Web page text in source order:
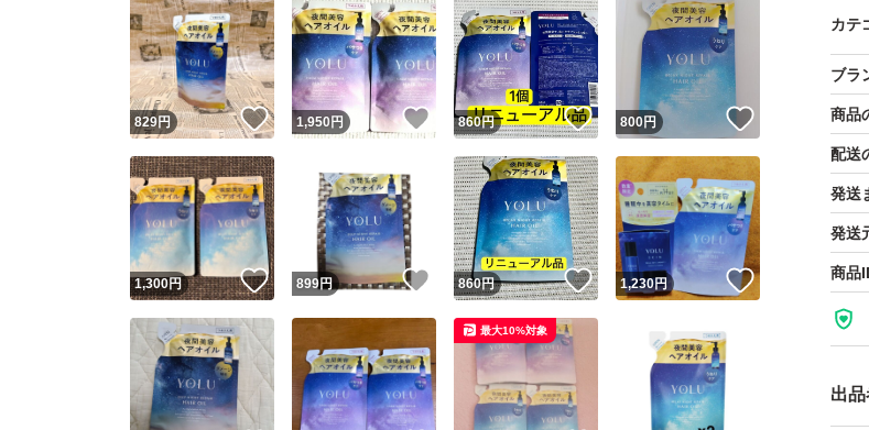
カテ
ブラ
商品
配送
発送
発送
商品
出
829円 いいね！
1,950円 いいね！
860円 いいね！
800円
1,300円 いいね！
899円 いいね！
860円 いいね！
1,230円 いいね！
最大10%対象